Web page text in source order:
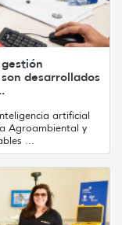
desarrollados
artificial
Agroambiental y
...